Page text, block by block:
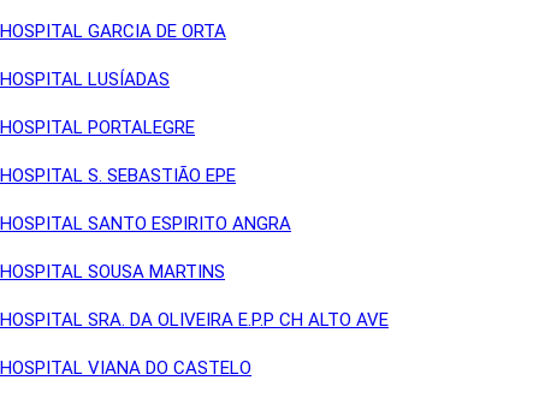
HOSPITAL GARCIA DE ORTA
HOSPITAL LUSÍADAS
HOSPITAL PORTALEGRE
HOSPITAL S. SEBASTIÃO EPE
HOSPITAL SANTO ESPIRITO ANGRA
HOSPITAL SOUSA MARTINS
HOSPITAL SRA. DA OLIVEIRA E.P.P CH ALTO AVE
HOSPITAL VIANA DO CASTELO